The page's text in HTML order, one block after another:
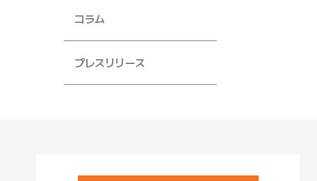
コラム
プレスリリース